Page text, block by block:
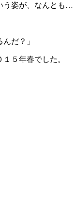
う姿が、なんとも…
だ？」
５年春でした。